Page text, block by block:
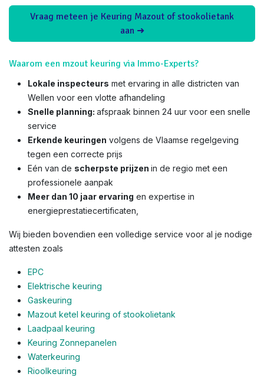
Vraag meteen je Keuring Mazout of stookolietank
aan ➜
Waarom een mzout keuring via Immo-Experts?
Lokale inspecteurs met ervaring in alle districten van
Wellen voor een vlotte afhandeling
Snelle planning: afspraak binnen 24 uur voor een snelle
service
Erkende keuringen volgens de Vlaamse regelgeving
tegen een correcte prijs
Eén van de scherpste prijzen in de regio met een
professionele aanpak
Meer dan 10 jaar ervaring en expertise in
energieprestatiecertificaten,
Wij bieden bovendien een volledige service voor al je nodige
attesten zoals
EPC
Elektrische keuring
Gaskeuring
Mazout ketel keuring of stookolietank
Laadpaal keuring
Keuring Zonnepanelen
Waterkeuring
Rioolkeuring